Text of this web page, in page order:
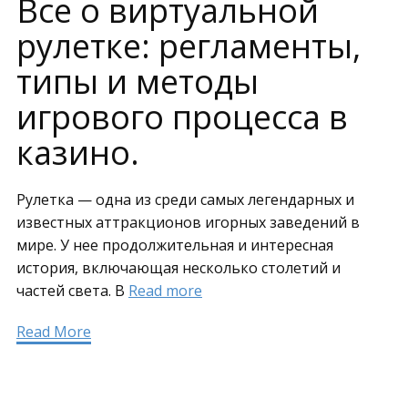
Все о виртуальной
рулетке: регламенты,
типы и методы
игрового процесса в
казино.
Рулетка — одна из среди самых легендарных и
известных аттракционов игорных заведений в
мире. У нее продолжительная и интересная
история, включающая несколько столетий и
частей света. В Read more
Read More